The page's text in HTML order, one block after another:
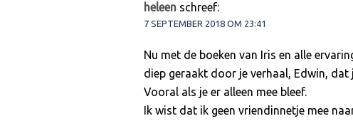
heleen schreef:
7 SEPTEMBER 2018 OM 23:41
Nu met de boeken van Iris en alle
diep geraakt door je verhaal, Edwin,
Vooral als je er alleen mee bleef.
Ik wist dat ik geen vriendinnetje mee